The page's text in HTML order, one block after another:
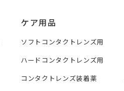
ケア用品
ソフトコンタクトレンズ用
ハードコンタクトレンズ用
コンタクトレンズ装着薬